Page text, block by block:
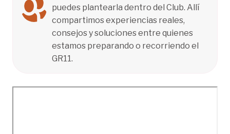
puedes plantearla dentro del Club. Allí
compartimos experiencias reales,
consejos y soluciones entre quienes
estamos preparando o recorriendo el
GR11.